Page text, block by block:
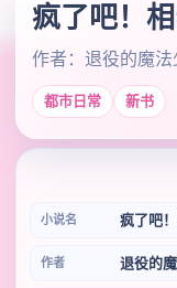
疯了吧！
作者：退役的魔法
都市日常 新书
小说名 疯了吧
作者 退役的